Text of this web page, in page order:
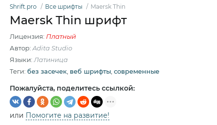
Shrift.pro Все шрифты Maersk Thin
Maersk Thin шрифт
Лицензия: Платный
Автор: Adita Studio
Языки: Латиница
Теги: без засечек веб шрифты современные
Пожалуйста, поделитесь ссылкой:
или Помогите на развитие!